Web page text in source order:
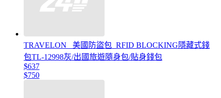
TRAVELON _美國防盜包_RFID BLOCKING隱藏式錢
包TL-12998灰/出國旅遊隨身包/貼身錢包
$637
$750